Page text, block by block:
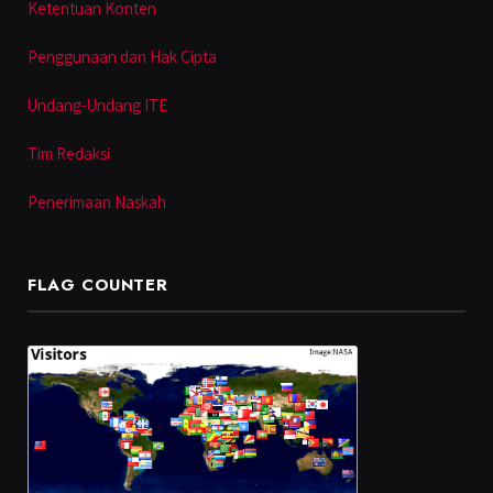
Ketentuan Konten
Penggunaan dan Hak Cipta
Undang-Undang ITE
Tim Redaksi
Penerimaan Naskah
FLAG COUNTER